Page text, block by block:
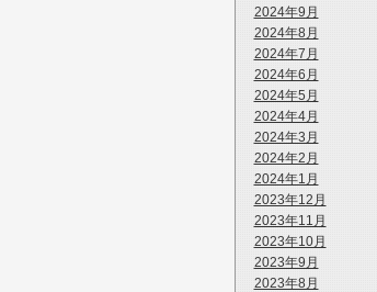
2024年9月
2024年8月
2024年7月
2024年6月
2024年5月
2024年4月
2024年3月
2024年2月
2024年1月
2023年12月
2023年11月
2023年10月
2023年9月
2023年8月